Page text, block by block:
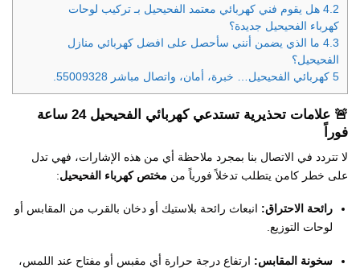
4.2 هل يقوم فني كهربائي معتمد الفحيحيل بـ تركيب لوحات
كهرباء الفحيحيل جديدة؟
4.3 ما الذي يضمن أنني سأحصل على افضل كهربائي منازل
الفحيحيل؟
5 كهربائي الفحيحيل… خبرة، أمان، واتصال مباشر 55009328.
🚨 علامات تحذيرية تستدعيكهربائي الفحيحيل 24 ساعة
فوراً
لا تتردد في الاتصال بنا بمجرد ملاحظة أي من هذه الإشارات، فهي تدل
على خطر كامن يتطلب تدخلاً فورياً من مختص كهرباء الفحيحيل:
رائحة الاحتراق: انبعاث رائحة بلاستيك أو دخان بالقرب من المقابس أو
لوحات التوزيع.
سخونة المقابس: ارتفاع درجة حرارة أي مقبس أو مفتاح عند اللمس،